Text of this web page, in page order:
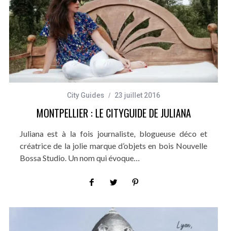
City Guides 23 juillet 2016
MONTPELLIER : LE CITYGUIDE DE JULIANA
Juliana est à la fois journaliste, blogueuse déco et
créatrice de la jolie marque d’objets en bois Nouvelle
Bossa Studio. Un nom qui évoque…